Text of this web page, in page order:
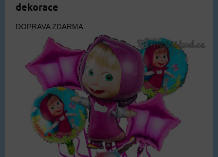
dekorace
DOPRAVA ZDARMA